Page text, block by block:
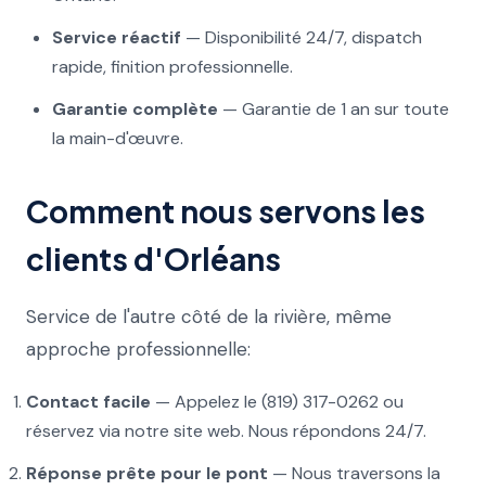
Service réactif — Disponibilité 24/7, dispatch
rapide, finition professionnelle.
Garantie complète — Garantie de 1 an sur toute
la main-d'œuvre.
Comment nous servons les
clients d'Orléans
Service de l'autre côté de la rivière, même
approche professionnelle:
Contact facile — Appelez le (819) 317-0262 ou
réservez via notre site web. Nous répondons 24/7.
Réponse prête pour le pont — Nous traversons la